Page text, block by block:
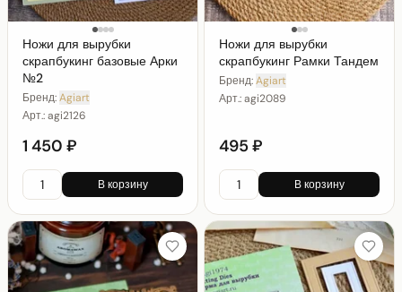
Ножи для вырубки
скрапбукинг базовые Арки
№2
Бренд:Agiart
Арт.:agi2126
1 450 ₽
В корзину
Ножи для вырубки
скрапбукинг Рамки Тандем
Бренд:Agiart
Арт.:agi2089
495 ₽
В корзину